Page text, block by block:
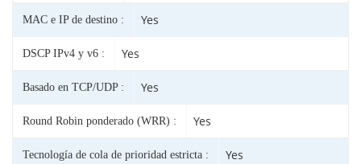
MAC e IP de destino : Yes
DSCP IPv4 y v6 : Yes
Basado en TCP/UDP : Yes
Round Robin ponderado (WRR) : Yes
Tecnología de cola de prioridad estricta : Yes